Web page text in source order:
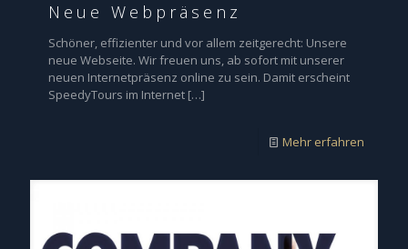
Neue Webpräsenz
Schöner, effizienter und vor allem zeitgerecht: Unsere
neue Webseite. Wir freuen uns, ab sofort mit unserer
neuen Internetpräsenz online zu sein. Damit erscheint
SpeedyTours im Internet […]
Mehr erfahren